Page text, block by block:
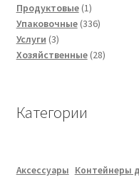
товаров
Продуктовые 11
товар
Упаковочные 336336
Услуги 33
товара
Хозяйственные 2828
Категории
Аксессуары Контейнеры